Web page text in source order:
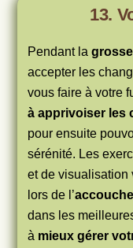
13.
Pendant la
accepter les
vous faire à votre
à apprivoiser les
pour ensuite
sérénité. Les
et de visualisation
lors de l’
dans les
à mieux gérer